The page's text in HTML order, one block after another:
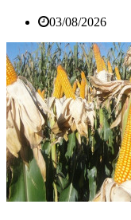
03/08/2026